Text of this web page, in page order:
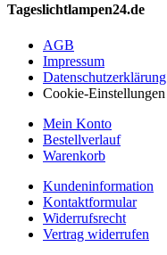
Tageslichtlampen24.de
AGB
Impressum
Datenschutzerklärung
Cookie-Einstellungen
Mein Konto
Bestellverlauf
Warenkorb
Kundeninformation
Kontaktformular
Widerrufsrecht
Vertrag widerrufen